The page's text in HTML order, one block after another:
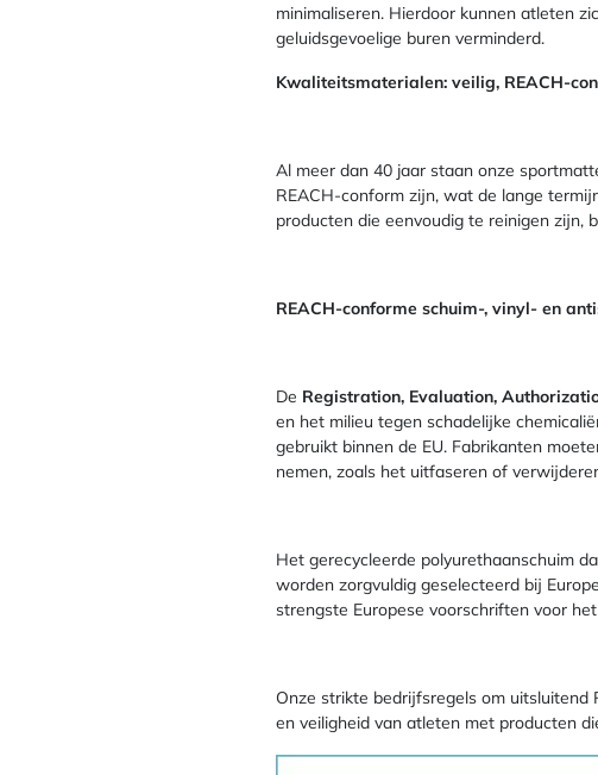
minimaliseren. Hierdoor kunnen atleten
geluidsgevoelige buren verminderd.
Kwaliteitsmaterialen: veilig, REACH-
Al meer dan 40 jaar staan onze
REACH-conform zijn, wat de lange
producten die eenvoudig te reinigen zijn,
REACH-conforme schuim-, vinyl- en
De Registration, Evaluation,
en het milieu tegen schadelijke
gebruikt binnen de EU. Fabrikanten
nemen, zoals het uitfaseren of
Het gerecycleerde polyurethaanschuim
worden zorgvuldig geselecteerd bij
strengste Europese voorschriften voor
Onze strikte bedrijfsregels om
en veiligheid van atleten met producten